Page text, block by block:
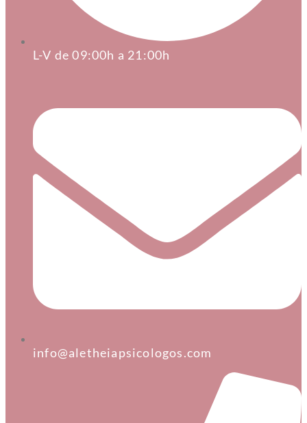
L-V de 09:00h a 21:00h
info@aletheiapsicologos.com